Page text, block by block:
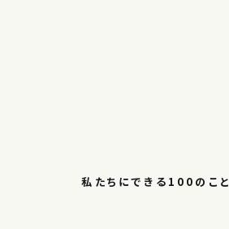
私たちにできる100のこと